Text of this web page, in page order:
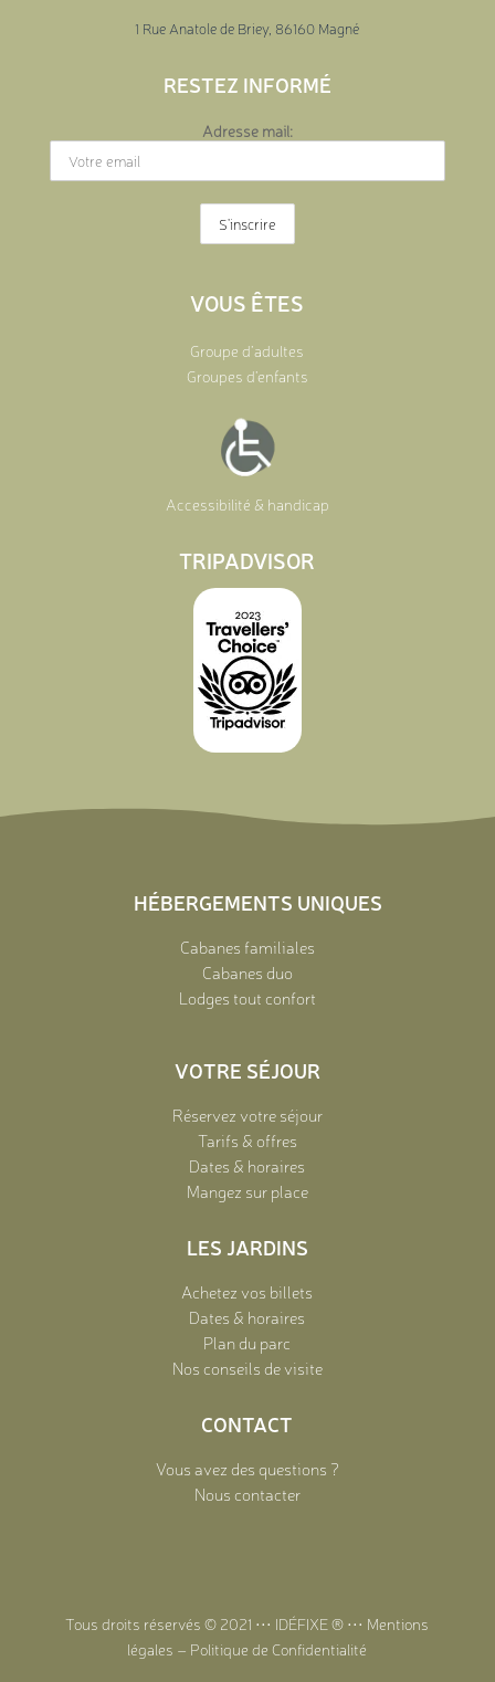
1 Rue Anatole de Briey, 86160 Magné
RESTEZ INFORMÉ
Adresse mail:
VOUS ÊTES
Groupe d’adultes
Groupes d’enfants
Accessibilité & handicap
TRIPADVISOR
HÉBERGEMENTS UNIQUES
Cabanes familiales
Cabanes duo
Lodges tout confort
VOTRE SÉJOUR
Réservez votre séjour
Tarifs & offres
Dates & horaires
Mangez sur place
LES JARDINS
Achetez vos billets
Dates & horaires
Plan du parc
Nos conseils de visite
CONTACT
Vous avez des questions ?
Nous contacter
Tous droits réservés © 2021 ••• IDÉFIXE® ••• Mentions
légales – Politique de Confidentialité